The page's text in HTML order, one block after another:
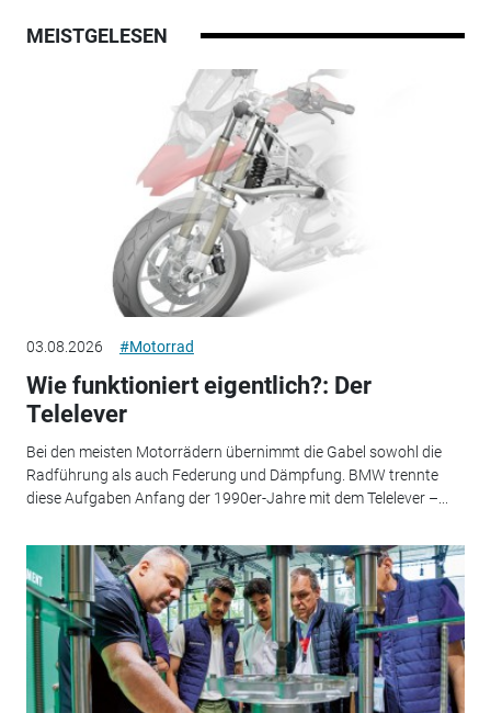
MEISTGELESEN
03.08.2026 #Motorrad
Wie funktioniert eigentlich?: Der
Telelever
Bei den meisten Motorrädern übernimmt die Gabel sowohl die
Radführung als auch Federung und Dämpfung. BMW trennte
diese Aufgaben Anfang der 1990er-Jahre mit dem Telelever –...